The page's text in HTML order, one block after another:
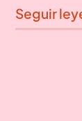
Seguir